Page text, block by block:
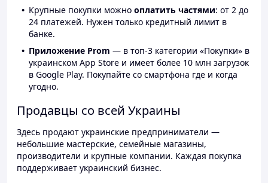
Крупные покупки можно оплатить частями: от 2 до
24 платежей. Нужен только кредитный лимит в
банке.
Приложение Prom — в топ-3 категории «Покупки» в
украинском App Store и имеет более 10 млн загрузок
в Google Play. Покупайте со смартфона где и когда
угодно.
Продавцы со всей Украины
Здесь продают украинские предприниматели —
небольшие мастерские, семейные магазины,
производители и крупные компании. Каждая покупка
поддерживает украинский бизнес.